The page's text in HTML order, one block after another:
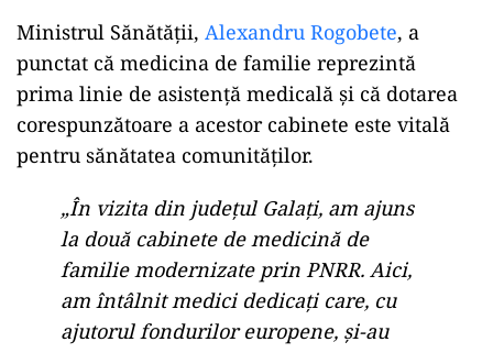
Ministrul Sănătății, Alexandru Rogobete, a
punctat că medicina de familie reprezintă
prima linie de asistență medicală și că dotarea
corespunzătoare a acestor cabinete este vitală
pentru sănătatea comunităților.
„În vizita din județul Galați, am ajuns
la două cabinete de medicină de
familie modernizate prin PNRR. Aici,
am întâlnit medici dedicați care, cu
ajutorul fondurilor europene, și-au